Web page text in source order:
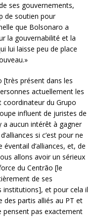
ses gouvernements,
de soutien pour
que Bolsonaro a
la gouvernabilité et la
lui laisse peu de place
[très présent dans les
actuellement les
coordinateur du Grupo
influent de juristes de
a aucun intérêt à gagner
si c’est pour ne
d’alliances, et, de
allons avoir un sérieux
du Centrão [le
de ses
institutions], et pour cela il
des partis alliés au PT et
pensent pas exactement